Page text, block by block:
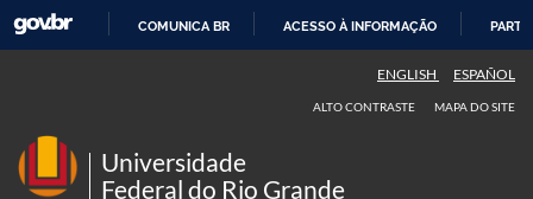
COMUNICA BR ACESSO À INFORMAÇÃO
ENGLISH ESPAÑOL
ALTO CONTRASTE MAPA DO SITE
Universidade
Federal do Rio Grande